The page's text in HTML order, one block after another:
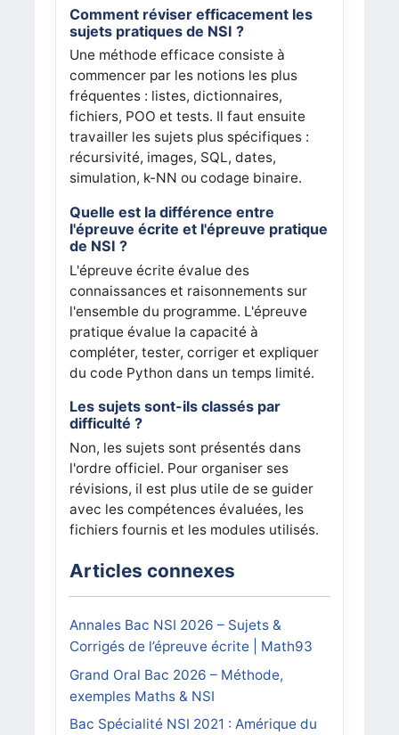
Comment réviser efficacement les
sujets pratiques de NSI ?
Une méthode efficace consiste à
commencer par les notions les plus
fréquentes : listes, dictionnaires,
fichiers, POO et tests. Il faut ensuite
travailler les sujets plus spécifiques :
récursivité, images, SQL, dates,
simulation, k-NN ou codage binaire.
Quelle est la différence entre
l'épreuve écrite et l'épreuve pratique
de NSI ?
L'épreuve écrite évalue des
connaissances et raisonnements sur
l'ensemble du programme. L'épreuve
pratique évalue la capacité à
compléter, tester, corriger et expliquer
du code Python dans un temps limité.
Les sujets sont-ils classés par
difficulté ?
Non, les sujets sont présentés dans
l'ordre officiel. Pour organiser ses
révisions, il est plus utile de se guider
avec les compétences évaluées, les
fichiers fournis et les modules utilisés.
Articles connexes
Annales Bac NSI 2026 – Sujets &
Corrigés de l’épreuve écrite | Math93
Grand Oral Bac 2026 – Méthode,
exemples Maths & NSI
Bac Spécialité NSI 2021 : Amérique du